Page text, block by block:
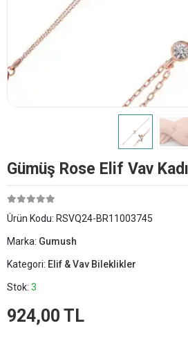
Gümüş Rose Elif Vav
Ürün Kodu: RSVQ24-BR11003745
Marka: Gumush
Kategori: Elif & Vav Bileklikler
Stok: 3
924,00 TL